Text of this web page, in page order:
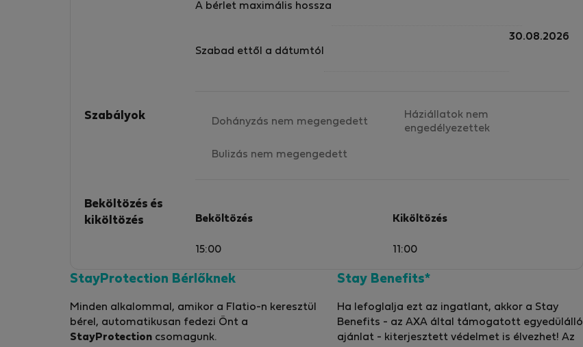
A bérlet maximális hossza
Szabad ettől a dátumtól
30.08.2026
Szabályok Dohányzás nem megengedett
Háziállatok nem
engedélyezettek
Bulizás nem megengedett
Beköltözés és
kiköltözés
Beköltözés
15:00
Kiköltözés
11:00
StayProtection Bérlőknek
Minden alkalommal, amikor a Flatio-n keresztül
bérel, automatikusan fedezi Önt a
StayProtection csomagunk.
Stay Benefits*
Ha lefoglalja ezt az ingatlant, akkor a Stay
Benefits - az AXA által támogatott egyedülálló
ajánlat - kiterjesztett védelmet is élvezhet! Az